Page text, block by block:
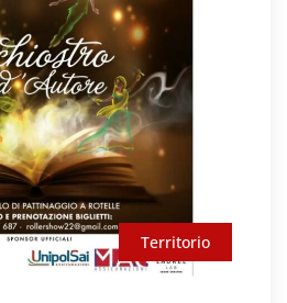
Territorio